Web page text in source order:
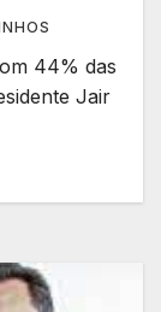
44% das
Jair